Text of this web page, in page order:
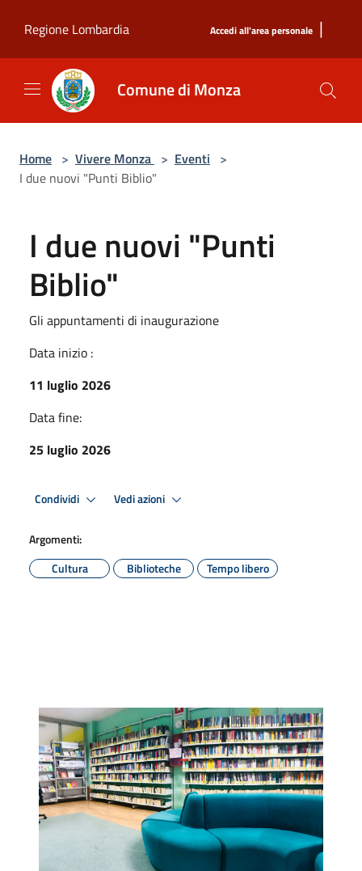
Regione Lombardia
Accedi all'area personale |
Comune di Monza
Home > Vivere Monza > Eventi >
I due nuovi "Punti Biblio"
I due nuovi "Punti
Biblio"
Gli appuntamenti di inaugurazione
Data inizio :
11 luglio 2026
Data fine:
25 luglio 2026
Condividi Vedi azioni
Argomenti:
Cultura
Biblioteche Tempo libero